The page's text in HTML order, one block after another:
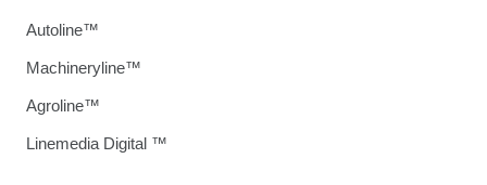
Autoline™
Machineryline™
Agroline™
Linemedia Digital ™